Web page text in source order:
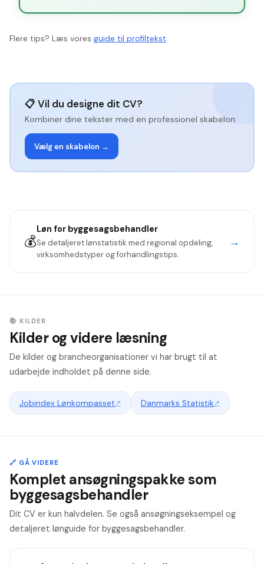
Flere tips? Læs vores guide til profiltekst.
📋 Vil du designe dit CV?
Kombiner dine tekster med en professionel skabelon.
Vælg en skabelon →
💰
Løn for byggesagsbehandler
Se detaljeret lønstatistik med regional opdeling,
virksomhedstyper og forhandlingstips.
→
📚 KILDER
Kilder og videre læsning
De kilder og brancheorganisationer vi har brugt til at
udarbejde indholdet på denne side.
Jobindex Lønkompasset↗ Danmarks Statistik↗
🔗 GÅ VIDERE
Komplet ansøgningspakke som
byggesagsbehandler
Dit CV er kun halvdelen. Se også ansøgningseksempel og
detaljeret lønguide for byggesagsbehandler.